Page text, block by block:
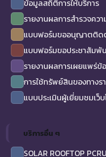
ข้อมูลสถิติการให้บริการ
รายงานผลการสำรวจคว
แบบฟอร์มขออนุญาตติด
แบบฟอร์มขอประชาสัมพั
รายงานผลการเผยแพร่ข้
การใช้ทรัพย์สินของทางร
แบบประเมินผู้เยี่ยมชมเว็
บริการอื่น ๆ
SOLAR ROOFTOP PCRU